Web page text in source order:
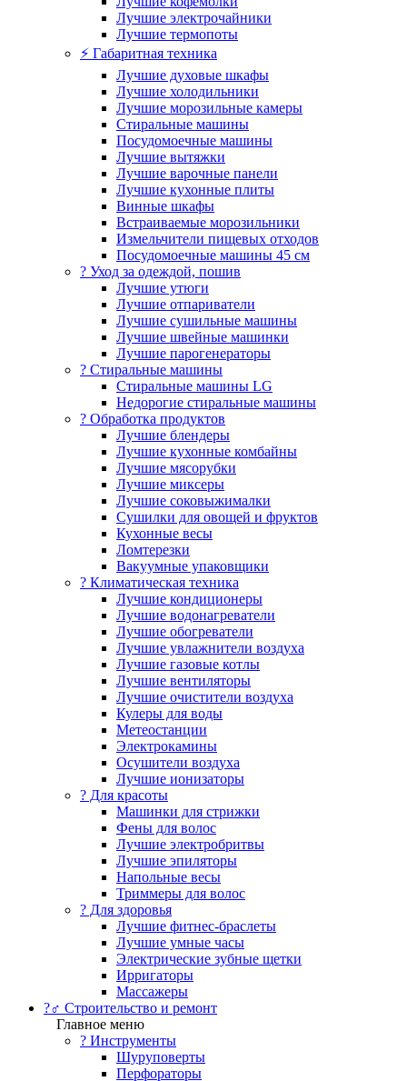
Лучшие электрочайники
Лучшие термопоты
⚡ Габаритная техника
Лучшие духовые шкафы
Лучшие холодильники
Лучшие морозильные камеры
Стиральные машины
Посудомоечные машины
Лучшие вытяжки
Лучшие варочные панели
Лучшие кухонные плиты
Винные шкафы
Встраиваемые морозильники
Измельчители пищевых отходов
Посудомоечные машины 45 см
? Уход за одеждой, пошив
Лучшие утюги
Лучшие отпариватели
Лучшие сушильные машины
Лучшие швейные машинки
Лучшие парогенераторы
? Стиральные машины
Стиральные машины LG
Недорогие стиральные машины
? Обработка продуктов
Лучшие блендеры
Лучшие кухонные комбайны
Лучшие мясорубки
Лучшие миксеры
Лучшие соковыжималки
Сушилки для овощей и фруктов
Кухонные весы
Ломтерезки
Вакуумные упаковщики
?️ Климатическая техника
Лучшие кондиционеры
Лучшие водонагреватели
Лучшие обогреватели
Лучшие увлажнители воздуха
Лучшие газовые котлы
Лучшие вентиляторы
Лучшие очистители воздуха
Кулеры для воды
Метеостанции
Электрокамины
Осушители воздуха
Лучшие ионизаторы
? Для красоты
Машинки для стрижки
Фены для волос
Лучшие электробритвы
Лучшие эпиляторы
Напольные весы
Триммеры для волос
? Для здоровья
Лучшие фитнес-браслеты
Лучшие умные часы
Электрические зубные щетки
Ирригаторы
Массажеры
?‍♂️ Строительство и ремонт
Главное меню
?️ Инструменты
Шуруповерты
Перфораторы